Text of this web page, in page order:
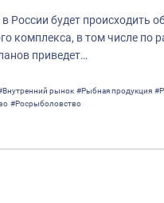
России будет происходить
комплекса, в том числе по
приведет…
рынок #Рыбная продукция
#Росрыболовство